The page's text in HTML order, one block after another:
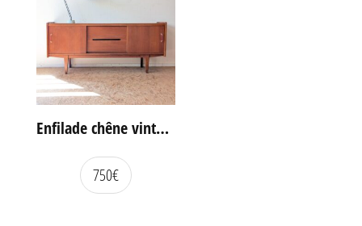
Enfilade chêne vintage portes coulissantes
750€